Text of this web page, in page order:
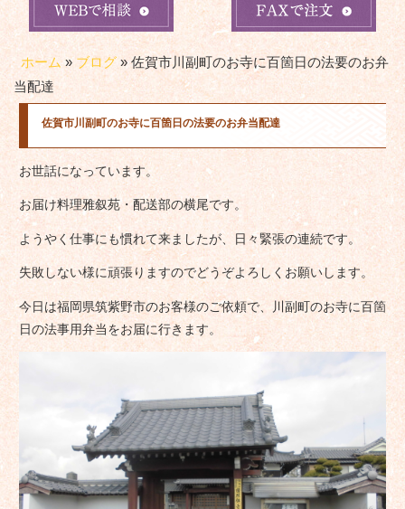
ホーム» ブログ» 佐賀市川副町のお寺に百箇日の法要のお弁
当配達
佐賀市川副町のお寺に百箇日の法要のお弁当配達
お世話になっています。
お届け料理雅叙苑・配送部の横尾です。
ようやく仕事にも慣れて来ましたが、日々緊張の連続です。
失敗しない様に頑張りますのでどうぞよろしくお願いします。
今日は福岡県筑紫野市のお客様のご依頼で、川副町のお寺に百箇
日の法事用弁当をお届に行きます。